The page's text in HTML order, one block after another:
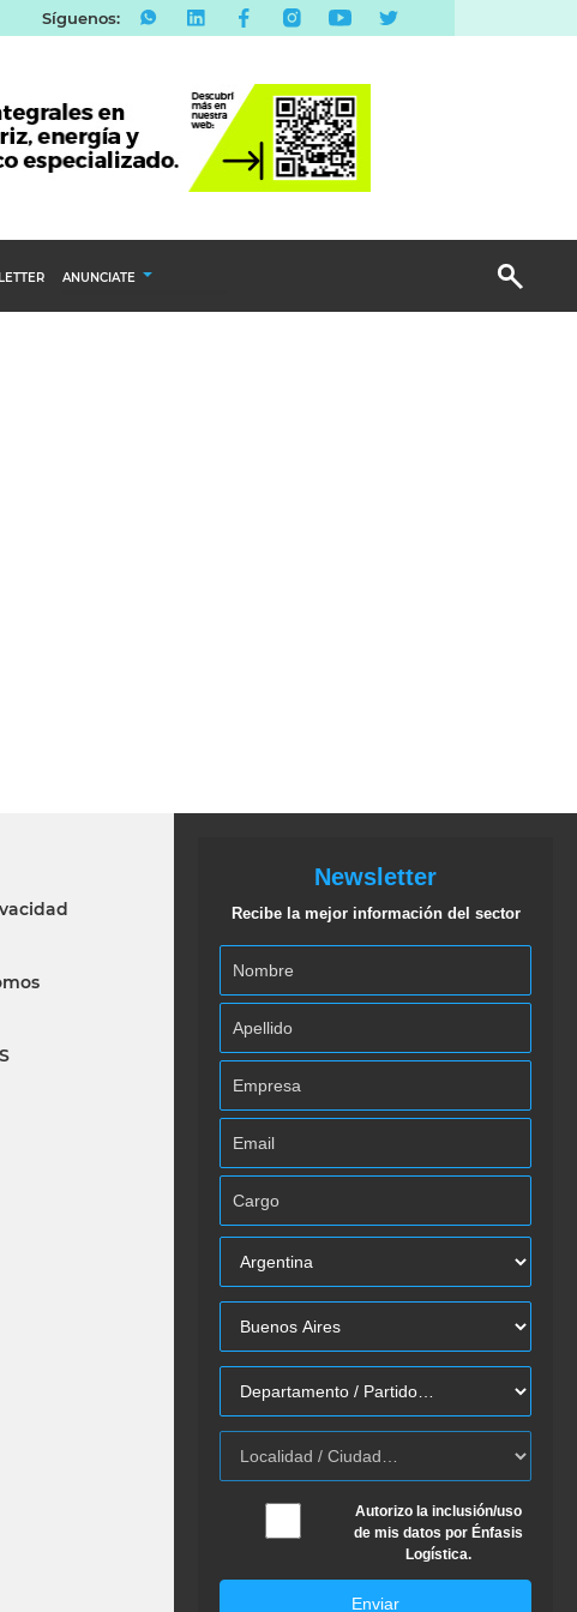
Síguenos:
ANUNCIATE
Newsletter
Recibe la mejor información del sector
Autorizo la inclusión/uso
de mis datos por Énfasis
Logística.
Enviar